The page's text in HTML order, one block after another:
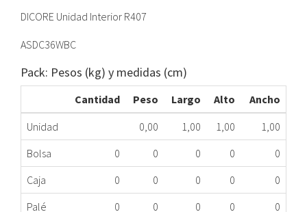
DICORE Unidad Interior R407
ASDC36WBC
Pack: Pesos (kg) y medidas (cm)
Cantidad Peso Largo Alto
Ancho
Unidad
0,00 1,00 1,00
1,00
Bolsa
0 0 0 0
0
Caja
0 0 0 0
0
Palé
0 0 0 0 0